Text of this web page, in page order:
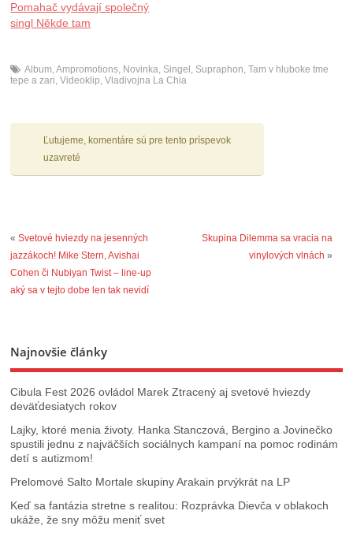
Pomahač vydávají společný
singl Někde tam
Album,Ampromotions, Novinka, Singel , Supraphon,Tam v hluboke tme
tepe a zari,Videoklip,Vladivojna La Chia
Ľutujeme, komentáre sú pre tento príspevok
uzavreté
«Svetové hviezdy na jesenných
jazzákoch! Mike Stern, Avishai
Cohen či Nubiyan Twist – line-up
aký sa v tejto dobe len tak nevidí
Skupina Dilemma sa vracia na
vinylových vlnách »
Najnovšie články
Cibula Fest 2026 ovládol Marek Ztracený aj svetové hviezdy
deväťdesiatych rokov
Lajky, ktoré menia životy. Hanka Stanczová, Bergino a Jovinečko
spustili jednu z najväčších sociálnych kampaní na pomoc rodinám
detí s autizmom!
Prelomové Salto Mortale skupiny Arakain prvýkrát na LP
Keď sa fantázia stretne s realitou: Rozprávka Dievča v oblakoch
ukáže, že sny môžu meniť svet